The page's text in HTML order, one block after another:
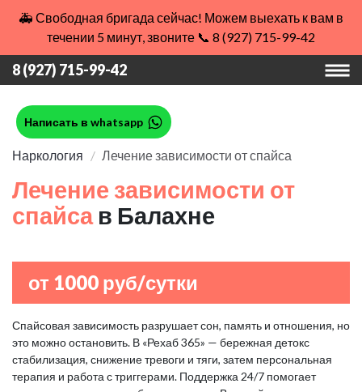
🚑 Свободная бригада сейчас! Можем выехать к вам в
течении 5 минут, звоните 📞 8 (927) 715-99-42
8 (927) 715-99-42
Написать в whatsapp
Наркология Лечение зависимости от спайса
Лечение зависимости от
спайса в Балахне
от 1000 руб/сутки
Спайсовая зависимость разрушает сон, память и отношения, но
это можно остановить. В «Рехаб 365» — бережная детокс
стабилизация, снижение тревоги и тяги, затем персональная
терапия и работа с триггерами. Поддержка 24/7 помогает